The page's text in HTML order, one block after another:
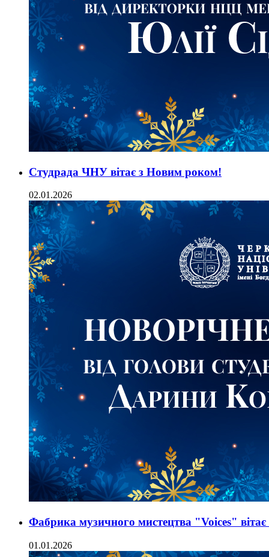
Студрада ЧНУ вітає з Новим роком!
02.01.2026
Фабрика музичного мистецтва "Voices"
01.01.2026